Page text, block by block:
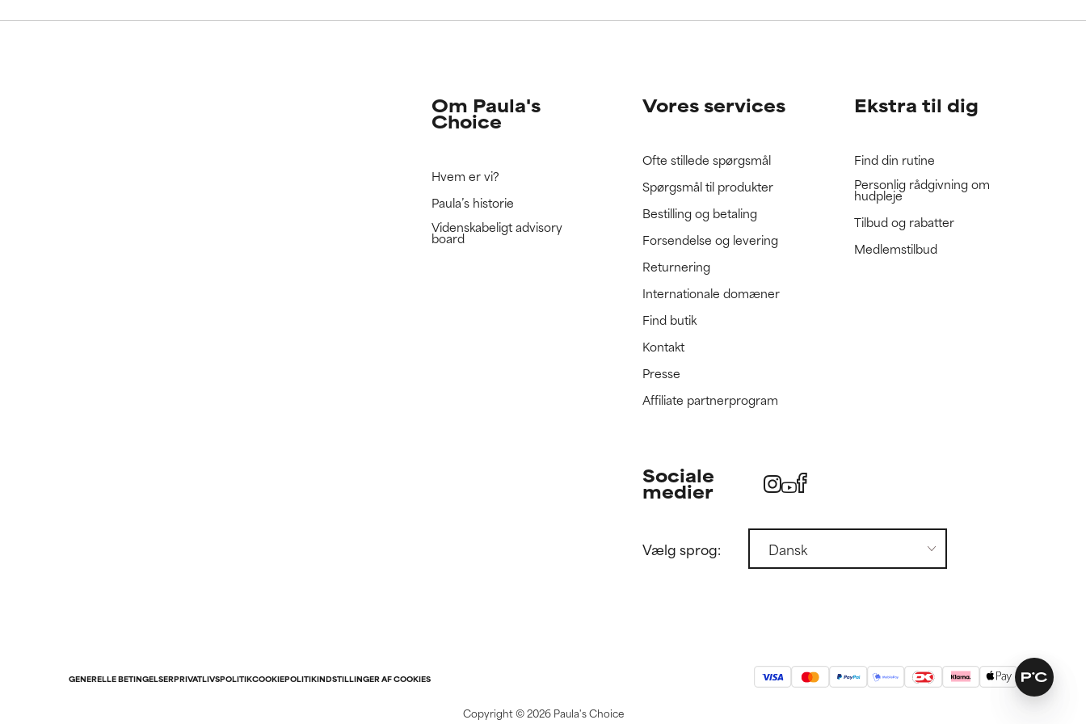
Vi har endnu ikke ratet denne ingrediens, fordi vi ikke har haft mulighed for at gennemgå
Vi har endnu ikke ratet denne ingrediens, fordi vi ikke har haft mulighed for at gennemgå
Om Paula's
Choice
Hvem er vi?
Paula’s historie
Videnskabeligt advisory
board
Vores services
Ofte stillede spørgsmål
Spørgsmål til produkter
Bestilling og betaling
Forsendelse og levering
Returnering
Internationale domæner
Find butik
Kontakt
Presse
Affiliate partnerprogram
Ekstra til dig
Find din rutine
Personlig rådgivning om
hudpleje
Tilbud og rabatter
Medlemstilbud
Sociale
medier
Vælg sprog:
GENERELLE BETINGELSERPRIVATLIVSPOLITIKCOOKIEPOLITIKINDSTILLINGER AF COOKIES
Copyright ©2026 Paula's Choice